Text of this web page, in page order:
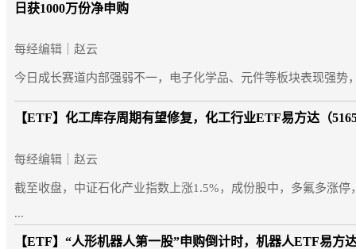
日获1000万份净申购
每经编辑｜赵云
今日成长赛道内部强弱不一，电子化学品、元件等板块表现强势
【ETF】 化工库存周期有望修复，化工行业ETF易方达（
每经编辑｜赵云
截至收盘，中证石化产业指数上涨1.5%，成份股中，多氟多涨停
...
【ETF】 “人形机器人第一股”申购倒计时，机器人ETF易方